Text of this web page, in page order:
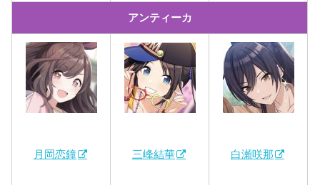
アンティーカ
月岡恋鐘 三峰結華 白瀬咲那